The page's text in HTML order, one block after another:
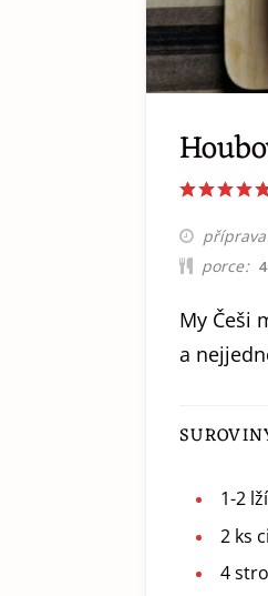
porce 4
My Češi
a
1-2
2 ks
4